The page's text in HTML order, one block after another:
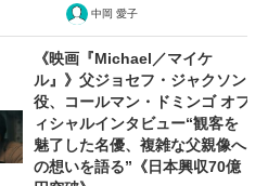
中岡 愛子
《映画『Michael／マイケ
ル』》父ジョセフ・ジャクソン
役、コールマン・ドミンゴ オフ
ィシャルインタビュー“観客を
魅了した名優、複雑な父親像へ
の想いを語る”《日本興収70億